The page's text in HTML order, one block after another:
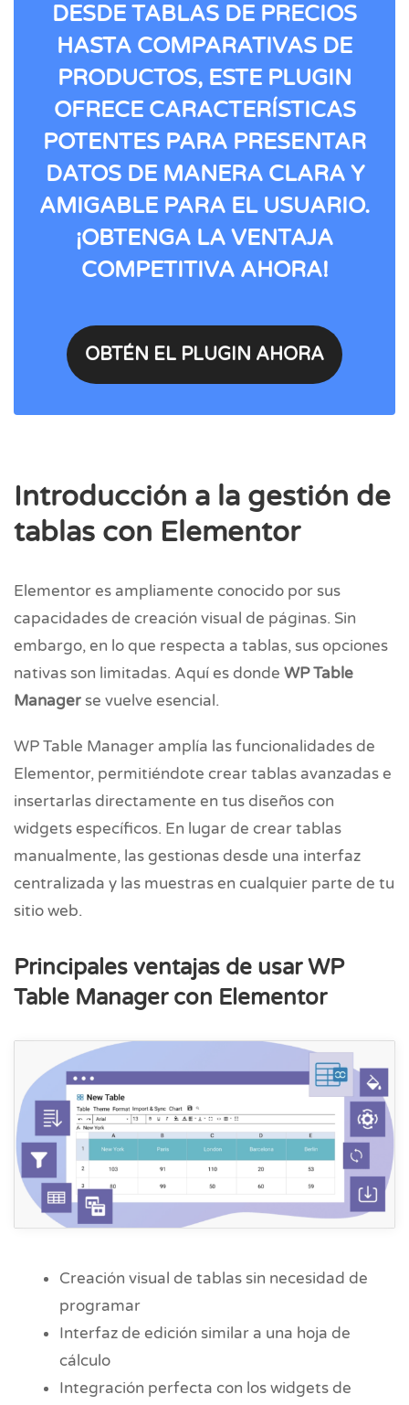
DESDE TABLAS DE PRECIOS
HASTA COMPARATIVAS DE
PRODUCTOS, ESTE PLUGIN
OFRECE CARACTERÍSTICAS
POTENTES PARA PRESENTAR
DATOS DE MANERA CLARA Y
AMIGABLE PARA EL USUARIO.
¡OBTENGA LA VENTAJA
COMPETITIVA AHORA!
OBTÉN EL PLUGIN AHORA
Introducción a la gestión de
tablas con Elementor
Elementor es ampliamente conocido por sus
capacidades de creación visual de páginas. Sin
embargo, en lo que respecta a tablas, sus opciones
nativas son limitadas. Aquí es donde WP Table
Manager se vuelve esencial.
WP Table Manager amplía las funcionalidades de
Elementor, permitiéndote crear tablas avanzadas e
insertarlas directamente en tus diseños con
widgets específicos. En lugar de crear tablas
manualmente, las gestionas desde una interfaz
centralizada y las muestras en cualquier parte de tu
sitio web.
Principales ventajas de usar WP
Table Manager con Elementor
Creación visual de tablas sin necesidad de
programar
Interfaz de edición similar a una hoja de
cálculo
Integración perfecta con los widgets de